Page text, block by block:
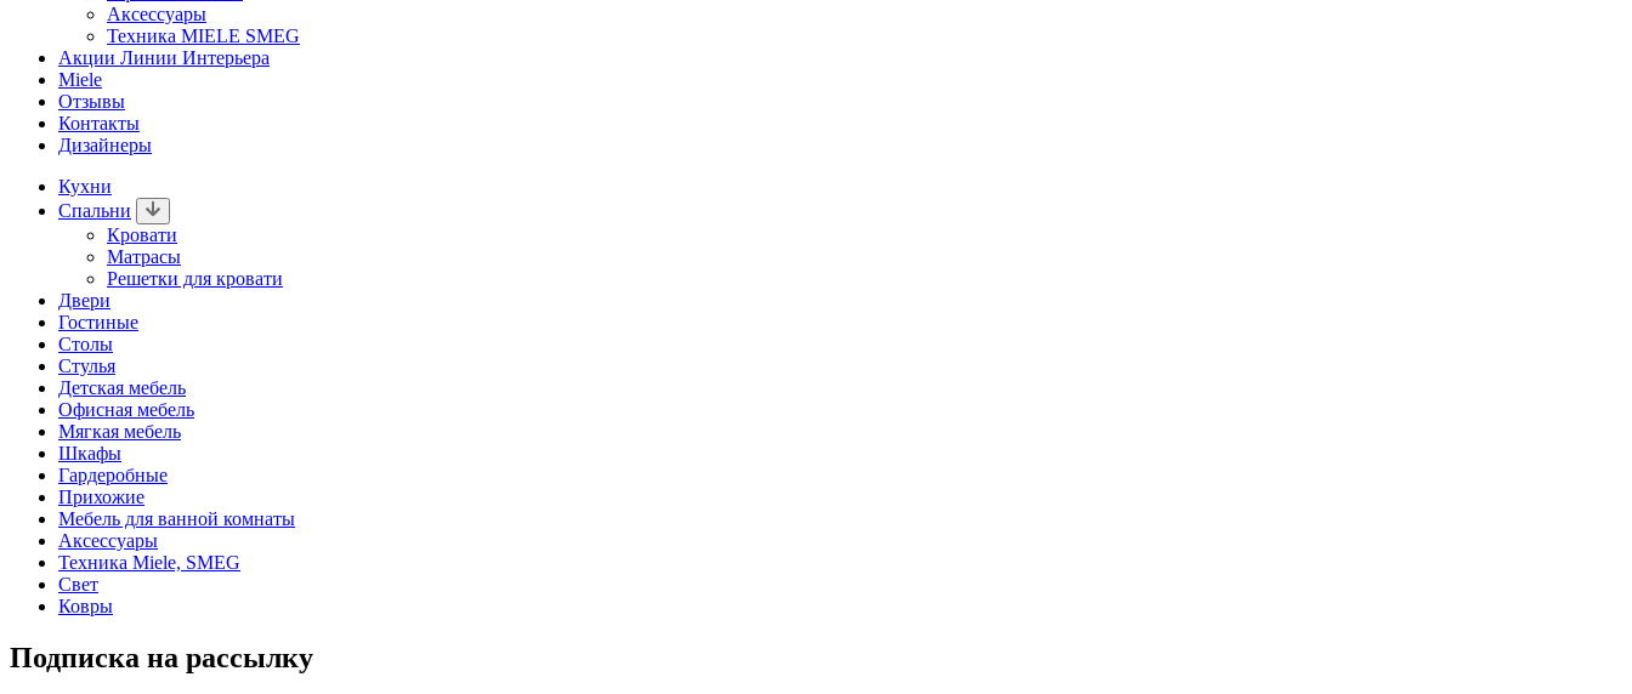
Аксессуары
Техника MIELE SMEG
Акции Линии Интерьера
Miele
Отзывы
Контакты
Дизайнеры
Кухни
Спальни
Кровати
Матрасы
Решетки для кровати
Двери
Гостиные
Столы
Стулья
Детская мебель
Офисная мебель
Мягкая мебель
Шкафы
Гардеробные
Прихожие
Мебель для ванной комнаты
Аксессуары
Техника Miele, SMEG
Свет
Ковры
Подписка на рассылку